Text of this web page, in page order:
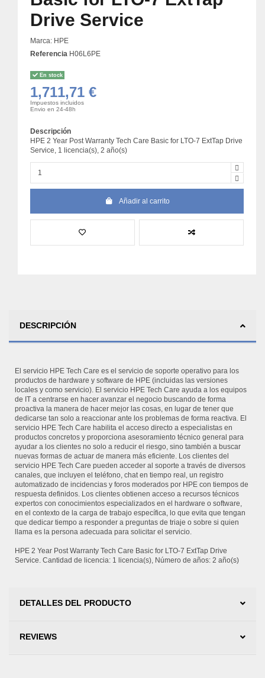
Drive Service
Marca: HPE
Referencia H06L6PE
En stock
1,711,71 €
Impuestos incluidos
Envio en 24-48h
Descripción
HPE 2 Year Post Warranty Tech Care Basic for LTO-7 ExtTap Drive
Service, 1 licencia(s), 2 año(s)
Añadir al carrito
DESCRIPCIÓN
El servicio HPE Tech Care es el servicio de soporte operativo para los
productos de hardware y software de HPE (incluidas las versiones
locales y como servicio). El servicio HPE Tech Care ayuda a los equipos
de IT a centrarse en hacer avanzar el negocio buscando de forma
proactiva la manera de hacer mejor las cosas, en lugar de tener que
dedicarse tan solo a reaccionar ante los problemas de forma reactiva. El
servicio HPE Tech Care habilita el acceso directo a especialistas en
productos concretos y proporciona asesoramiento técnico general para
ayudar a los clientes no solo a reducir el riesgo, sino también a buscar
nuevas formas de actuar de manera más eficiente. Los clientes del
servicio HPE Tech Care pueden acceder al soporte a través de diversos
canales, que incluyen el teléfono, chat en tiempo real, un registro
automatizado de incidencias y foros moderados por HPE con tiempos de
respuesta definidos. Los clientes obtienen acceso a recursos técnicos
expertos con conocimientos especializados en el hardware o software,
en el contexto de la carga de trabajo específica, lo que evita que tengan
que dedicar tiempo a responder a preguntas de triaje o sobre si quien
llama es la persona adecuada para solicitar el servicio.
HPE 2 Year Post Warranty Tech Care Basic for LTO-7 ExtTap Drive
Service. Cantidad de licencia: 1 licencia(s), Número de años: 2 año(s)
DETALLES DEL PRODUCTO
REVIEWS